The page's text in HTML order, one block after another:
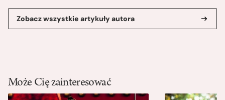
Zobacz wszystkie artykuły autora
Może Cię zainteresować